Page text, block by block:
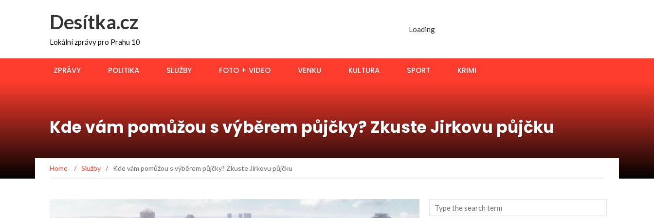
Desítka.cz
Lokální zprávy pro Prahu 10
Loading
ZPRÁVY POLITIKA SLUŽBY FOTO + VIDEO VENKU KULTURA SPORT KRIMI
Kde vám pomůžou s výběrem půjčky? Zkuste Jirkovu půjčku
Home / Služby / Kde vám pomůžou s výběrem půjčky? Zkuste Jirkovu půjčku